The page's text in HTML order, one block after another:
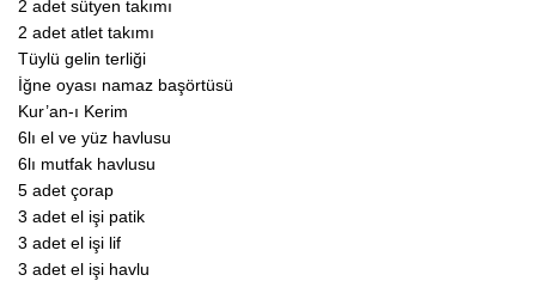
2 adet sütyen takımı
2 adet atlet takımı
Tüylü gelin terliği
İğne oyası namaz başörtüsü
Kur’an-ı Kerim
6lı el ve yüz havlusu
6lı mutfak havlusu
5 adet çorap
3 adet el işi patik
3 adet el işi lif
3 adet el işi havlu